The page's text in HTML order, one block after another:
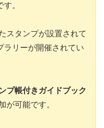
。
スタンプが設置されて
ラリーが開催されてい
プ帳付きガイドブック
が可能です。